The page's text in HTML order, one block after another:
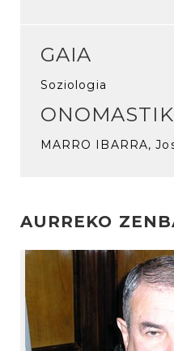
GAIA
Soziologia
MARRO IBARRA,
AURREKO
Irakurri